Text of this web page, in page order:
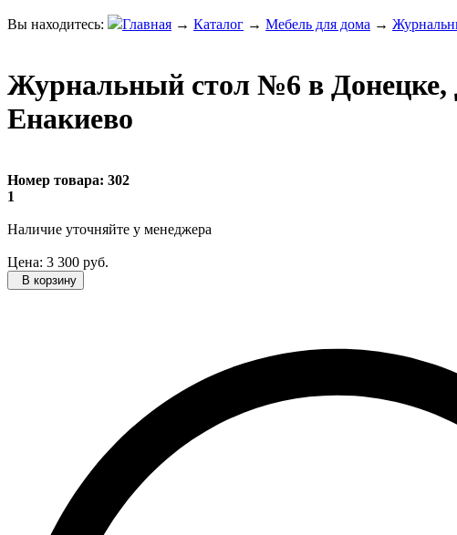
Вы находитесь: Главная → Каталог → Мебель для дома →
Журнальный стол №6 в Донецке,
Енакиево
Номер товара: 302
1
Наличие уточняйте у менеджера
Цена: 3 300 руб.
В корзину